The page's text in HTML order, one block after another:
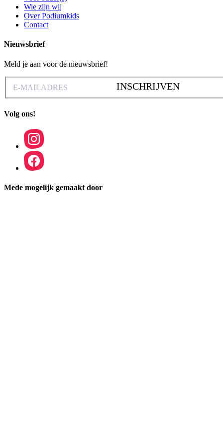
Wie zijn wij
Over Podiumkids
Contact
Nieuwsbrief
Meld je aan voor de nieuwsbrief!
INSCHRIJVEN
Volg ons!
Mede mogelijk gemaakt door